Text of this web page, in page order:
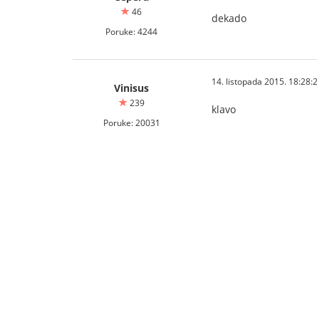
46
Poruke: 4244
dekado
Vinisus
239
Poruke: 20031
14. listopada 2015.
klavo